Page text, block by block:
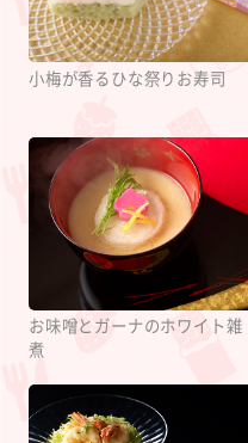
小梅が香るひな祭りお寿司
お味噌とガーナのホワイト雑
煮